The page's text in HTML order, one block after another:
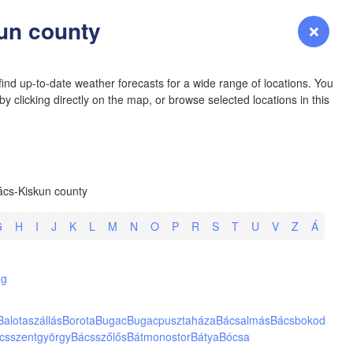
Login Forecast
county
up-to-date weather forecasts for a wide range of locations. You
clicking directly on the map, or browse selected locations in this
Kiskun county
H I J K L M N O P R S T U V Z
Á
BorotaBugacBugacpusztaházaBácsalmásBácsbokod
BácsszőlősBátmonostorBátyaBócsa
COLORADO